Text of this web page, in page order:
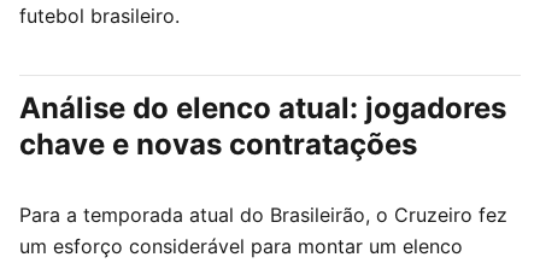
futebol brasileiro.
Análise do elenco atual: jogadores
chave e novas contratações
Para a temporada atual do Brasileirão, o Cruzeiro fez
um esforço considerável para montar um elenco